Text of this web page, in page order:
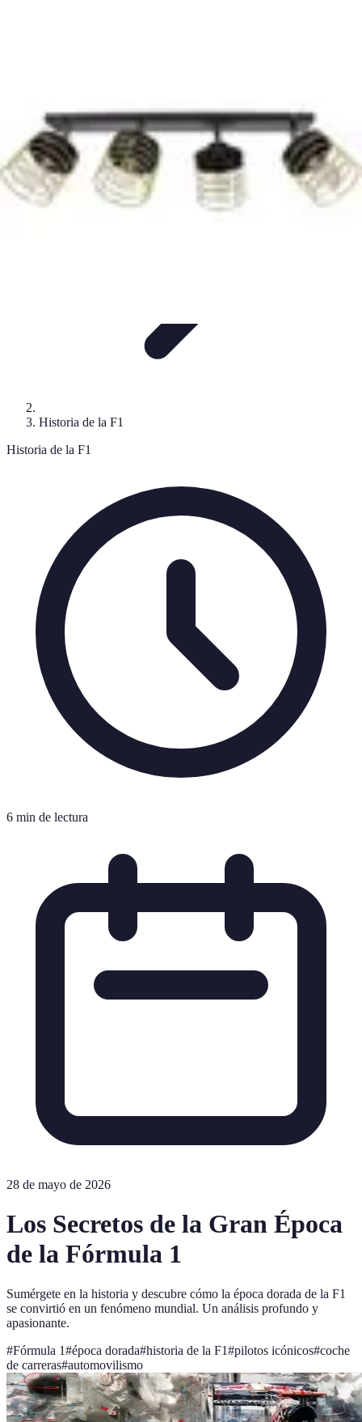
Historia de la F1
Historia de la F1
6 min de lectura
28 de mayo de 2026
Los Secretos de la Gran Época
de la Fórmula 1
Sumérgete en la historia y descubre cómo la época dorada de la F1
se convirtió en un fenómeno mundial. Un análisis profundo y
apasionante.
#Fórmula 1#época dorada#historia de la F1#pilotos icónicos#coche
de carreras#automovilismo